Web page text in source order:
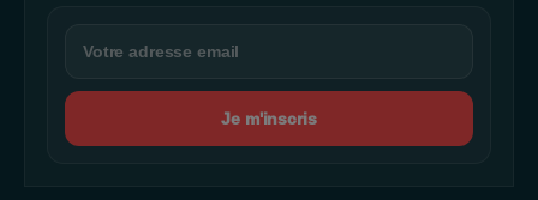
Je m'inscris